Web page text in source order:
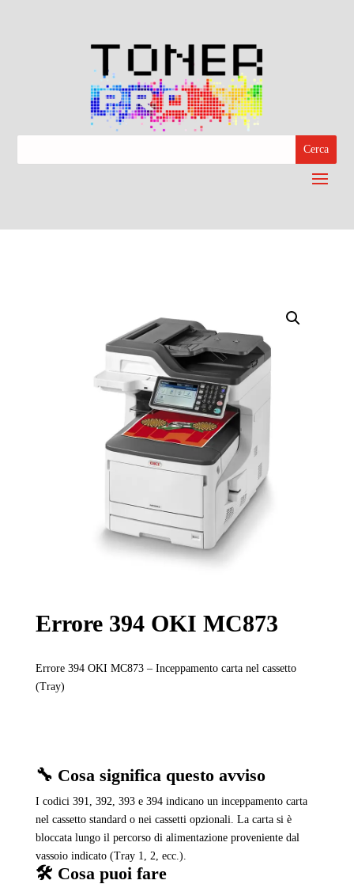
Errore 394 OKI MC873
Errore 394 OKI MC873 – Inceppamento carta nel cassetto
(Tray)
🔧 Cosa significa questo avviso
I codici 391, 392, 393 e 394 indicano un inceppamento carta
nel cassetto standard o nei cassetti opzionali. La carta si è
bloccata lungo il percorso di alimentazione proveniente dal
vassoio indicato (Tray 1, 2, ecc.).
🛠️ Cosa puoi fare